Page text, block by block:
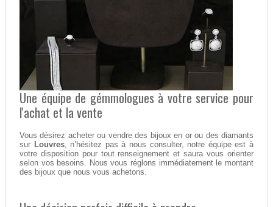
Une équipe de gémmologues à votre service pour
l'achat et la vente
Vous désirez acheter ou vendre des bijoux en or ou des diamants
sur Louvres, n’hésitez pas à nous consulter, notre équipe est à
votre disposition pour tout renseignement et saura vous orienter
selon vos besoins. Nous vous réglons immédiatement le montant
des bijoux que nous vous achetons.